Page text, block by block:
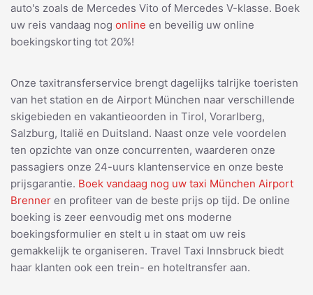
auto's zoals de Mercedes Vito of Mercedes V-klasse. Boek
uw reis vandaag nog online en beveilig uw online
boekingskorting tot 20%!
Onze taxitransferservice brengt dagelijks talrijke toeristen
van het station en de Airport München naar verschillende
skigebieden en vakantieoorden in Tirol, Vorarlberg,
Salzburg, Italië en Duitsland. Naast onze vele voordelen
ten opzichte van onze concurrenten, waarderen onze
passagiers onze 24-uurs klantenservice en onze beste
prijsgarantie. Boek vandaag nog uw taxi München Airport
Brenner en profiteer van de beste prijs op tijd. De online
boeking is zeer eenvoudig met ons moderne
boekingsformulier en stelt u in staat om uw reis
gemakkelijk te organiseren. Travel Taxi Innsbruck biedt
haar klanten ook een trein- en hoteltransfer aan.